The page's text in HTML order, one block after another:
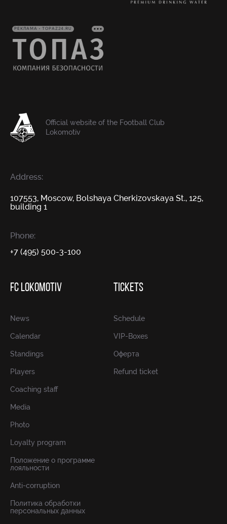
РЕКЛАМА • TOPAZ24.RU
Official website of the Football Club
Lokomotiv
Address:
107553, Moscow, Bolshaya Cherkizovskaya St., 125,
building 1
Phone:
+7 (495) 500-3-100
FC LOKOMOTIV
News
Calendar
Standings
Players
Coaching staff
Media
Photo
Loyalty program
Положение о программе
лояльности
Anti-corruption
Политика обработки
персональных данных
TICKETS
Schedule
VIP-Boxes
Оферта
Refund ticket